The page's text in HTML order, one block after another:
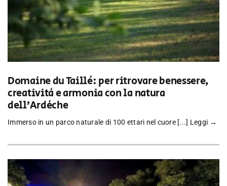
Domaine du Taillé: per ritrovare benessere,
creatività e armonia con la natura
dell’Ardèche
Immerso in un parco naturale di 100 ettari nel cuore [...] Leggi →